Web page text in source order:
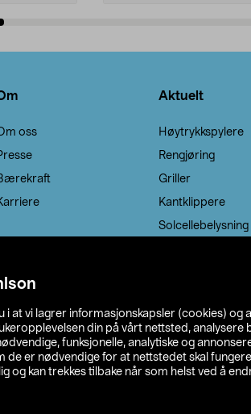
i at vi lagrer informasjonskapsler (cookies) og
din på vårt nettsted, analysere
funksjonelle, analytiske og
er nødvendige for at nettstedet skal
og kan trekkes tilbake når som helst ved å
oss
Aktuelt
Høytrykkspylere
Rengjøring
Griller
Kantklippere
Solcellebelysning